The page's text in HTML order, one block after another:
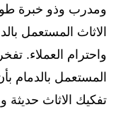
ومدرب وذو خبرة
الاثاث المستعمل
واحترام العملاء.
المستعمل بالدمام
تفكيك الاثاث